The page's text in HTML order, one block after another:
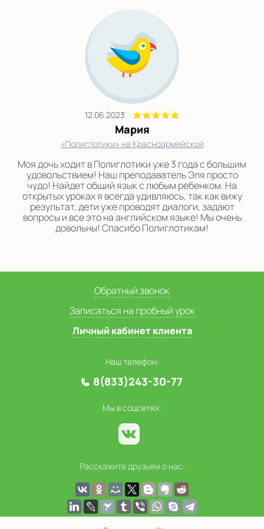
12.06.2023
Мария
«Полиглотики» на Красноармейской
Моя дочь ходит в Полиглотики уже 3 года с большим
удовольствием! Наш преподаватель Эля просто
чудо! Найдет общий язык с любым ребенком. На
открытых уроках я всегда удивляюсь, так как вижу
результат, дети уже проводят диалоги, задают
вопросы и все это на английском языке! Мы очень
довольны! Спасибо Полиглотикам!
Обратный звонок
Записаться на пробный урок
Личный кабинет клиента
Наш телефон:
8(833)243-30-77
Мы в соцсетях:
Расскажите друзьям о нас: